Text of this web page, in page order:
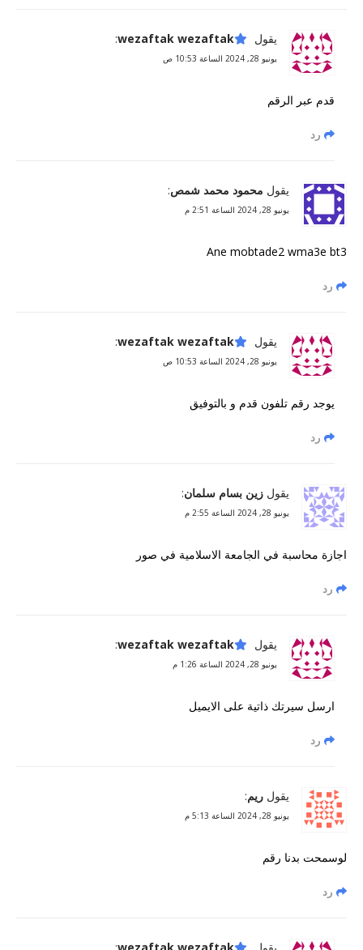
يقول wezaftak wezaftak
:
يونيو 28, 2024 الساعة 10:53 ص
قدم عبر الرقم
رد
يقول محمود محمد شمص:
يونيو 28, 2024 الساعة 2:51 م
Ane mobtade2 wma3e bt3
رد
يقول wezaftak wezaftak
:
يونيو 28, 2024 الساعة 10:53 ص
يوجد رقم تلفون قدم و بالتوفيق
رد
يقول زين بسام سلمان:
يونيو 28, 2024 الساعة 2:55 م
اجازة محاسبة في الجامعة الاسلامية في صور
رد
يقول wezaftak wezaftak
:
يونيو 28, 2024 الساعة 1:26 م
ارسل سيرتك ذاتية على الايميل
رد
يقول ريم:
يونيو 28, 2024 الساعة 5:13 م
لوسمحت بدنا رقم
رد